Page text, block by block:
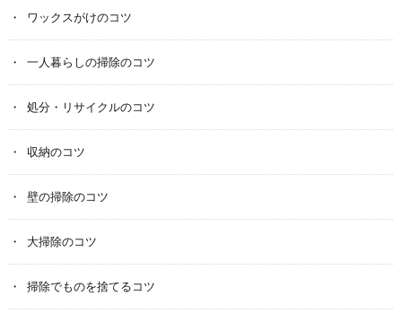
ワックスがけのコツ
一人暮らしの掃除のコツ
処分・リサイクルのコツ
収納のコツ
壁の掃除のコツ
大掃除のコツ
掃除でものを捨てるコツ